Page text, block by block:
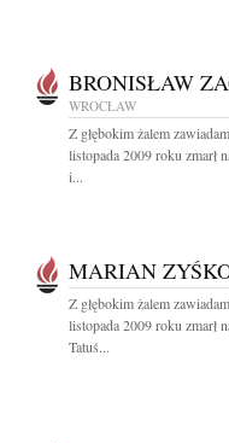
BRONISŁAW
WROCŁAW
Z głębokim żalem
listopada 2009 roku zmarł
i...
MARIAN
Z głębokim żalem
listopada 2009 roku zmarł
Tatuś...